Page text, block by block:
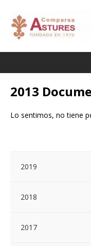
2013
Lo sentimos, no tiene
2019
2018
2017